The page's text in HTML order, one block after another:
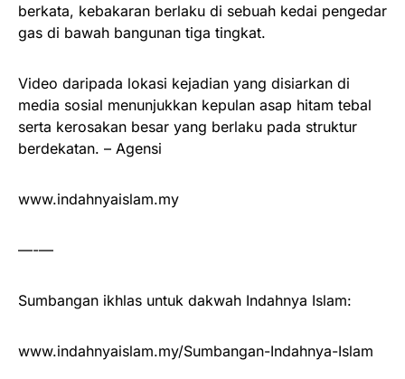
berkata, kebakaran berlaku di sebuah kedai pengedar
gas di bawah bangunan tiga tingkat.
Video daripada lokasi kejadian yang disiarkan di
media sosial menunjukkan kepulan asap hitam tebal
serta kerosakan besar yang berlaku pada struktur
berdekatan. – Agensi
www.indahnyaislam.my
—-—
Sumbangan ikhlas untuk dakwah Indahnya Islam:
www.indahnyaislam.my/Sumbangan-Indahnya-Islam